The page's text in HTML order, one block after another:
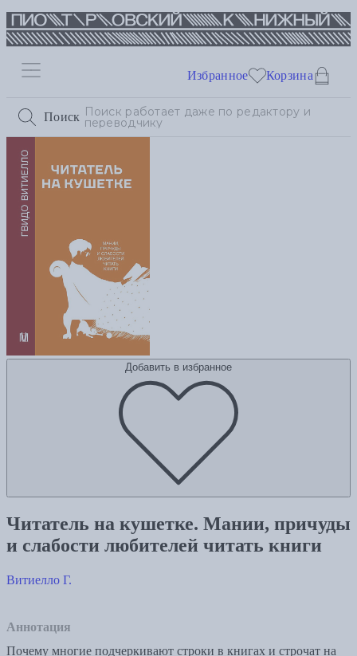
Поиск
Избранное Корзина
Добавить в избранное
Читатель на кушетке. Мании, причуды
и слабости любителей читать книги
Витиелло Г.
Аннотация
Почему многие подчеркивают строки в книгах и строчат на